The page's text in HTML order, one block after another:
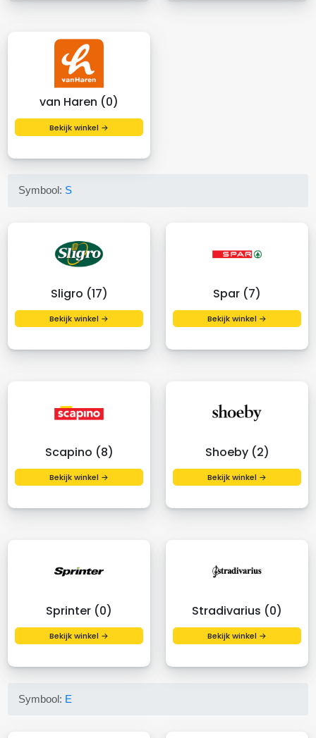
van Haren (0)
Bekijk winkel →
Symbool: S
Sligro (17)
Bekijk winkel →
Spar (7)
Bekijk winkel →
Scapino (8)
Bekijk winkel →
Shoeby (2)
Bekijk winkel →
Sprinter (0)
Bekijk winkel →
Stradivarius (0)
Bekijk winkel →
Symbool: E